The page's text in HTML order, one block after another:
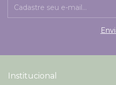
Institucional